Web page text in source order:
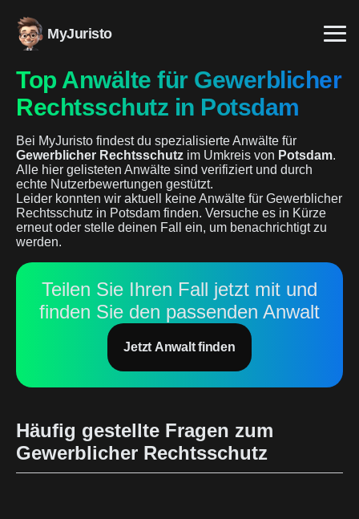
MyJuristo
Top Anwälte für Gewerblicher
Rechtsschutz in Potsdam
Bei MyJuristo findest du spezialisierte Anwälte für
Gewerblicher Rechtsschutz im Umkreis von Potsdam.
Alle hier gelisteten Anwälte sind verifiziert und durch
echte Nutzerbewertungen gestützt.
Leider konnten wir aktuell keine Anwälte für Gewerblicher
Rechtsschutz in Potsdam finden. Versuche es in Kürze
erneut oder stelle deinen Fall ein, um benachrichtigt zu
werden.
Teilen Sie Ihren Fall jetzt mit und
finden Sie den passenden Anwalt
Jetzt Anwalt finden
Häufig gestellte Fragen zum
Gewerblicher Rechtsschutz